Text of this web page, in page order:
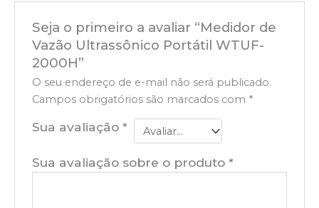
Seja o primeiro a avaliar “Medidor de
Vazão Ultrassônico Portátil WTUF-
2000H”
O seu endereço de e-mail não será publicado.
Campos obrigatórios são marcados com *
Sua avaliação*
Sua avaliação sobre o produto*